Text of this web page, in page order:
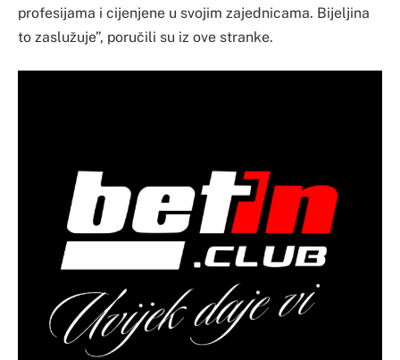
profesijama i cijenjene u svojim zajednicama. Bijeljina
to zaslužuje”, poručili su iz ove stranke.